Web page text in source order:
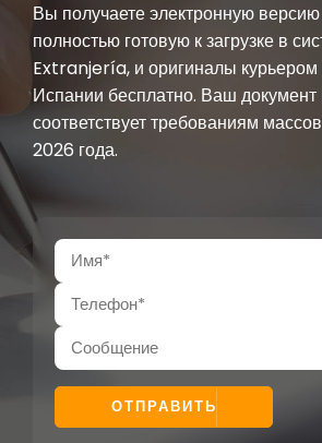
Вы получаете электронную
полностью готовую к загрузке в
Extranjería, и оригиналы курьером
Испании бесплатно. Ваш документ
соответствует требованиям
2026 года.
ОТПРАВИТЬ